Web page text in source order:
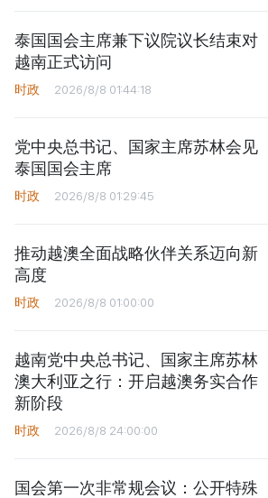
泰国国会主席兼下议院议长结束对
越南正式访问
时政 2026/8/8 01:44:18
党中央总书记、国家主席苏林会见
泰国国会主席
时政 2026/8/8 01:29:45
推动越澳全面战略伙伴关系迈向新
高度
时政 2026/8/8 01:00:00
越南党中央总书记、国家主席苏林
澳大利亚之行：开启越澳务实合作
新阶段
时政 2026/8/8 24:00:00
国会第一次非常规会议：公开特殊